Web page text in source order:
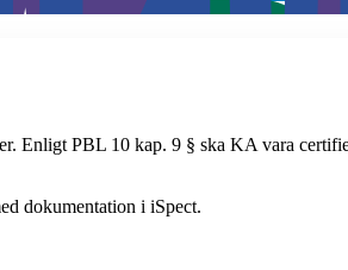
Enligt PBL 10 kap. 9 § ska KA vara
dokumentation i iSpect.